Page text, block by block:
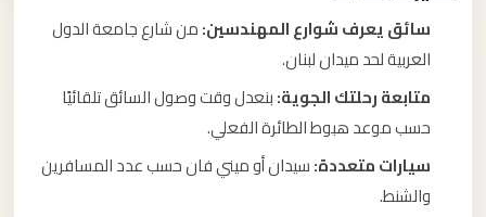
سائق يعرف شوارع المهندسين:من شارع جامعة الدول
العربية لحد ميدان لبنان.
متابعة رحلتك الجوية:بنعدل وقت وصول السائق تلقائيًا
حسب موعد هبوط الطائرة الفعلي.
سيارات متعددة:سيدان أو ميني فان حسب عدد المسافرين
والشنط.